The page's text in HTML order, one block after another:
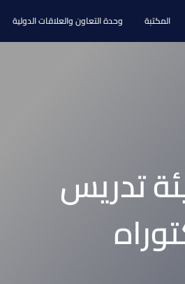
المكتبة وحدة التعاون والعلاقات الدولية
تدريس